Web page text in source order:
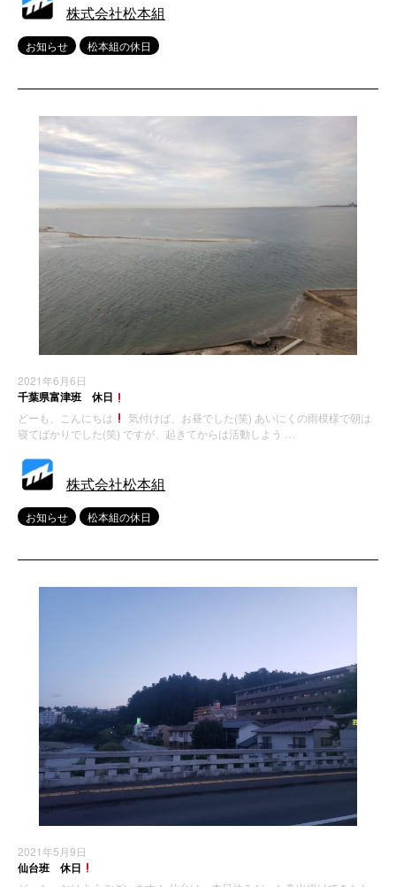
株式会社松本組
お知らせ 松本組の休日
2021年6月6日
千葉県富津班 休日
どーも、こんにちは
気付けば、お昼でした(笑) あいにくの雨模様で朝は
寝てばかりでした(笑) ですが、起きてからは活動しよう …
株式会社松本組
お知らせ 松本組の休日
2021年5月9日
仙台班 休日